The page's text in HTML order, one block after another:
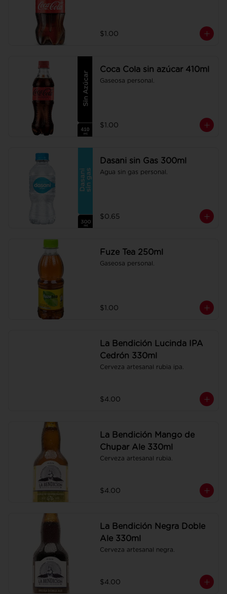
$1.00
Coca Cola sin azúcar 410ml
Gaseosa personal.
$1.00
Dasani sin Gas 300ml
Agua sin gas personal.
$0.65
Fuze Tea 250ml
Gaseosa personal.
$1.00
La Bendición Lucinda IPA
Cedrón 330ml
Cerveza artesanal rubia ipa.
$4.00
La Bendición Mango de
Chupar Ale 330ml
Cerveza artesanal rubia.
$4.00
La Bendición Negra Doble
Ale 330ml
Cerveza artesanal negra.
$4.00